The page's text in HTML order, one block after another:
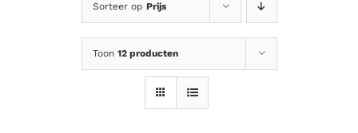
Sorteer op Prijs
Toon 12 producten